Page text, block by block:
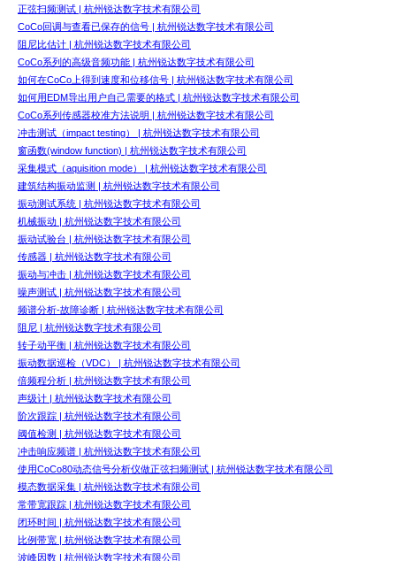
正弦扫频测试 | 杭州锐达数字技术有限公司
CoCo回调与查看已保存的信号 | 杭州锐达数字技术有限公司
阻尼比估计 | 杭州锐达数字技术有限公司
CoCo系列的高级音频功能 | 杭州锐达数字技术有限公司
如何在CoCo上得到速度和位移信号 | 杭州锐达数字技术有限公司
如何用EDM导出用户自己需要的格式 | 杭州锐达数字技术有限公司
CoCo系列传感器校准方法说明 | 杭州锐达数字技术有限公司
冲击测试（impact testing） | 杭州锐达数字技术有限公司
窗函数(window function) | 杭州锐达数字技术有限公司
采集模式（aquisition mode） | 杭州锐达数字技术有限公司
建筑结构振动监测 | 杭州锐达数字技术有限公司
振动测试系统 | 杭州锐达数字技术有限公司
机械振动 | 杭州锐达数字技术有限公司
振动试验台 | 杭州锐达数字技术有限公司
传感器 | 杭州锐达数字技术有限公司
振动与冲击 | 杭州锐达数字技术有限公司
噪声测试 | 杭州锐达数字技术有限公司
频谱分析-故障诊断 | 杭州锐达数字技术有限公司
阻尼 | 杭州锐达数字技术有限公司
转子动平衡 | 杭州锐达数字技术有限公司
振动数据巡检（VDC） | 杭州锐达数字技术有限公司
倍频程分析 | 杭州锐达数字技术有限公司
声级计 | 杭州锐达数字技术有限公司
阶次跟踪 | 杭州锐达数字技术有限公司
阈值检测 | 杭州锐达数字技术有限公司
冲击响应频谱 | 杭州锐达数字技术有限公司
使用CoCo80动态信号分析仪做正弦扫频测试 | 杭州锐达数字技术有限公司
模态数据采集 | 杭州锐达数字技术有限公司
常带宽跟踪 | 杭州锐达数字技术有限公司
闭环时间 | 杭州锐达数字技术有限公司
比例带宽 | 杭州锐达数字技术有限公司
波峰因数 | 杭州锐达数字技术有限公司